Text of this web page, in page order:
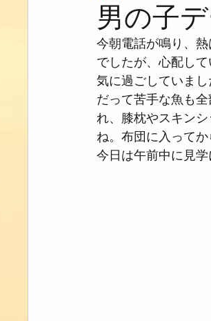
男の子
今朝電話が鳴り、
でしたが、心配し
気に過ごしていま
だって苦手な魚も
れ、膝枕やスキン
ね。布団に入って
今日は午前中に見